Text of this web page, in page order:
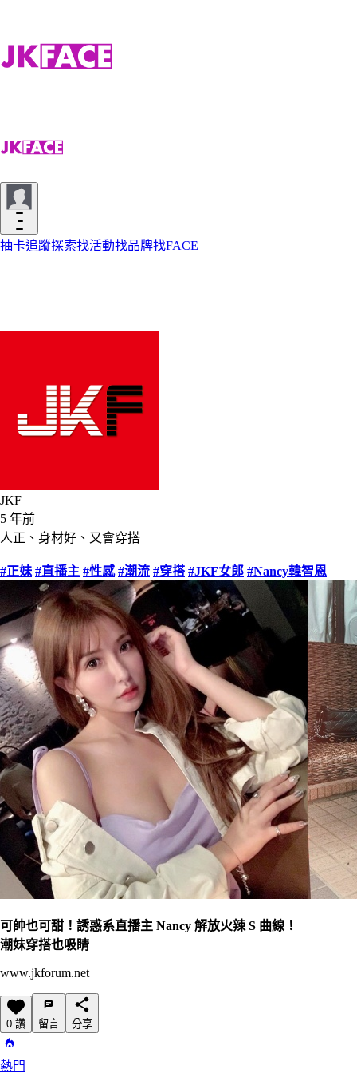
抽卡追蹤探索找活動找品牌找FACE
JKF
5 年前
人正、身材好、又會穿搭
#正妹 #直播主 #性感 #潮流 #穿搭 #JKF女郎 #Nancy韓智恩
可帥也可甜！誘惑系直播主 Nancy 解放火辣 S 曲線！
潮妹穿搭也吸睛
www.jkforum.net
0 讚 留言 分享
熱門